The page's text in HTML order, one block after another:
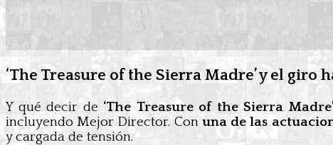
‘The Treasure of the Sierra Madre’ y el giro
Y qué decir de ‘The Treasure of the Sierra
incluyendo Mejor Director. Con una de las
y cargada de tensión.